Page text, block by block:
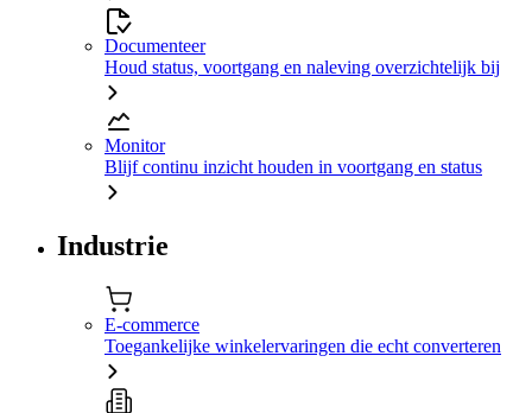
Documenteer
Houd status, voortgang en naleving overzichtelijk bij
Monitor
Blijf continu inzicht houden in voortgang en status
Industrie
E-commerce
Toegankelijke winkelervaringen die echt converteren